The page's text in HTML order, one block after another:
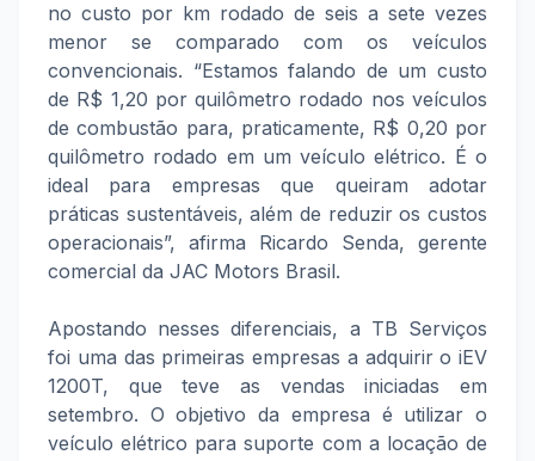
no custo por km rodado de seis a sete vezes
menor se comparado com os veículos
convencionais. “Estamos falando de um custo
de R$ 1,20 por quilômetro rodado nos veículos
de combustão para, praticamente, R$ 0,20 por
quilômetro rodado em um veículo elétrico. É o
ideal para empresas que queiram adotar
práticas sustentáveis, além de reduzir os custos
operacionais”, afirma Ricardo Senda, gerente
comercial da JAC Motors Brasil.
Apostando nesses diferenciais, a TB Serviços
foi uma das primeiras empresas a adquirir o iEV
1200T, que teve as vendas iniciadas em
setembro. O objetivo da empresa é utilizar o
veículo elétrico para suporte com a locação de